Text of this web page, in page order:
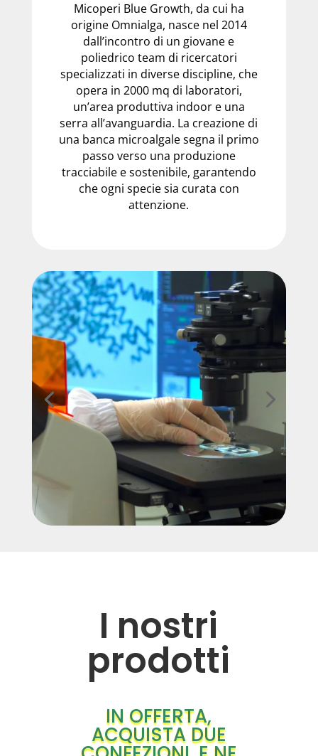
Micoperi Blue Growth, da cui ha
origine Omnialga, nasce nel 2014
dall’incontro di un giovane e
poliedrico team di ricercatori
specializzati in diverse discipline, che
opera in 2000 mq di laboratori,
un’area produttiva indoor e una
serra all’avanguardia. La creazione di
una banca microalgale segna il primo
passo verso una produzione
tracciabile e sostenibile, garantendo
che ogni specie sia curata con
attenzione.
I nostri
prodotti
IN OFFERTA,
ACQUISTA DUE